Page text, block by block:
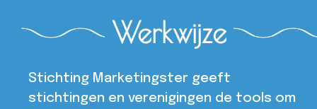
Werkwijze
Stichting Marketingster geeft
stichtingen en verenigingen de tools om